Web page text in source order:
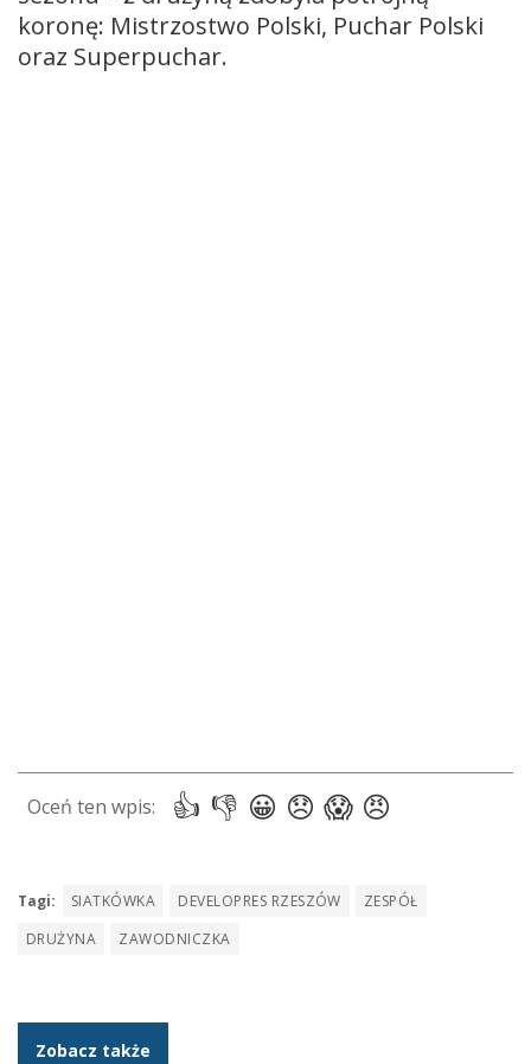
koronę: Mistrzostwo Polski, Puchar Polski
oraz Superpuchar.
Tagi: SIATKÓWKA DEVELOPRES RZESZÓW
ZESPÓŁ
DRUŻYNA
ZAWODNICZKA
Zobacz także